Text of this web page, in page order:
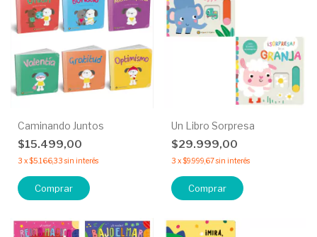
Caminando Juntos
$15.499,00
3 x$5.166,33 sin interés
Comprar
Un Libro Sorpresa
$29.999,00
3 x$9.999,67sin interés
Comprar